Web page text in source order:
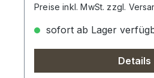
Preise inkl. MwSt. zzgl.
sofort ab Lager
Details